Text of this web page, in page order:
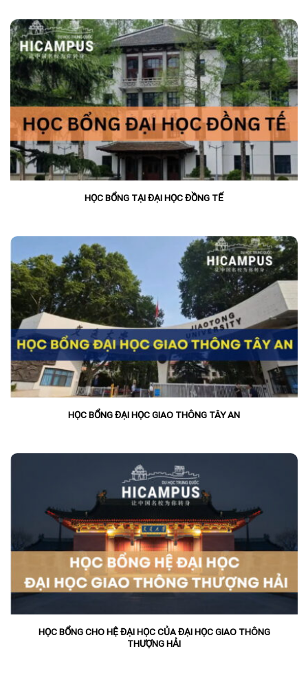
HỌC BỔNG TẠI ĐẠI HỌC ĐỒNG TẾ
HỌC BỔNG ĐẠI HỌC GIAO THÔNG TÂY AN
HỌC BỔNG CHO HỆ ĐẠI HỌC CỦA ĐẠI HỌC GIAO THÔNG
THƯỢNG HẢI